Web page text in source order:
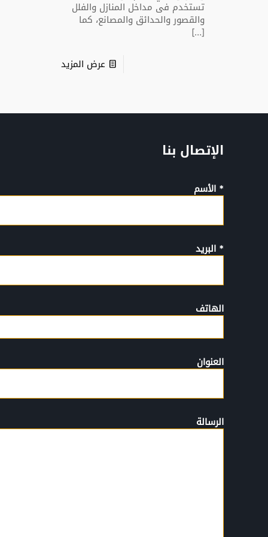
تستخدم فى مداخل المنازل والفلل
والقصور والحدائق والمصانع، كما
[…]
عرض المزيد
الإتصال بنا
* الأسم
* البريد
الهاتف
العنوان
الرسالة